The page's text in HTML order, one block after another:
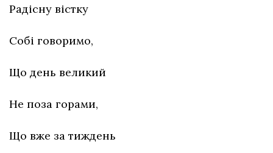
Радісну вістку
Собі говоримо,
Що день великий
Не поза горами,
Що вже за тиждень